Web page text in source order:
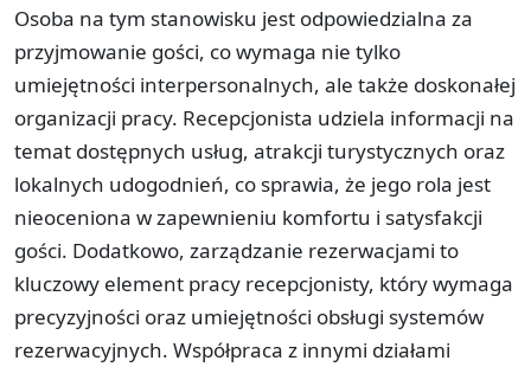
Osoba na tym stanowisku jest odpowiedzialna za
przyjmowanie gości, co wymaga nie tylko
umiejętności interpersonalnych, ale także doskonałej
organizacji pracy. Recepcjonista udziela informacji na
temat dostępnych usług, atrakcji turystycznych oraz
lokalnych udogodnień, co sprawia, że jego rola jest
nieoceniona w zapewnieniu komfortu i satysfakcji
gości. Dodatkowo, zarządzanie rezerwacjami to
kluczowy element pracy recepcjonisty, który wymaga
precyzyjności oraz umiejętności obsługi systemów
rezerwacyjnych. Współpraca z innymi działami